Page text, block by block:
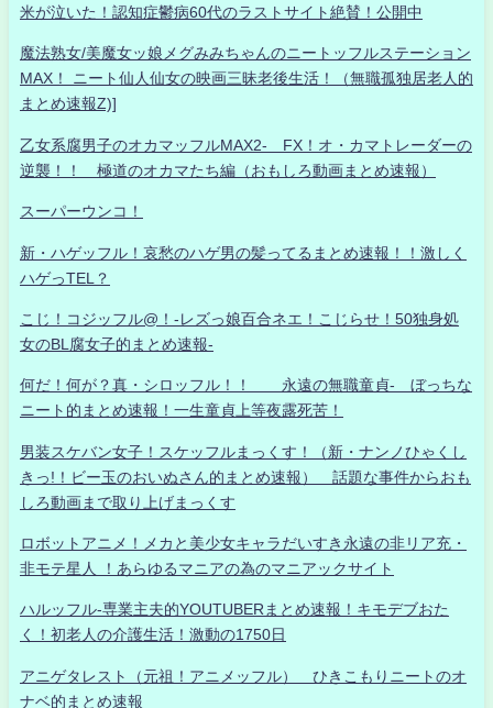
米が泣いた！認知症鬱病60代のラストサイト絶賛！公開中
魔法熟女/美魔女ッ娘メグみみちゃんのニートッフルステーション
MAX！ ニート仙人仙女の映画三昧老後生活！（無職孤独居老人的
まとめ速報Z)]
乙女系腐男子のオカマッフルMAX2- FX！オ・カマトレーダーの
逆襲！！ 極道のオカマたち編（おもしろ動画まとめ速報）
スーパーウンコ！
新・ハゲッフル！哀愁のハゲ男の髪ってるまとめ速報！！激しく
ハゲっTEL？
こじ！コジッフル@！-レズっ娘百合ネエ！こじらせ！50独身処
女のBL腐女子的まとめ速報-
何だ！何が？真・シロッフル！！ 永遠の無職童貞- ぼっちな
ニート的まとめ速報！一生童貞上等夜露死苦！
男装スケバン女子！スケッフルまっくす！（新・ナンノひゃくし
きっ!！ビー玉のおいぬさん的まとめ速報） 話題な事件からおも
しろ動画まで取り上げまっくす
ロボットアニメ！メカと美少女キャラだいすき永遠の非リア充・
非モテ星人 ！あらゆるマニアの為のマニアックサイト
ハルッフル-専業主夫的YOUTUBERまとめ速報！キモデブおた
く！初老人の介護生活！激動の1750日
アニゲタレスト（元祖！アニメッフル） ひきこもりニートのオ
ナベ的まとめ速報